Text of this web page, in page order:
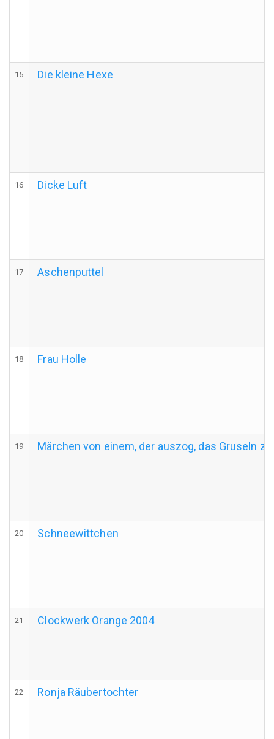
15 Die kleine Hexe
16 Dicke Luft
17 Aschenputtel
18 Frau Holle
19 Märchen von einem, der auszog, das Gruseln
20 Schneewittchen
21 Clockwerk Orange 2004
22 Ronja Räubertochter